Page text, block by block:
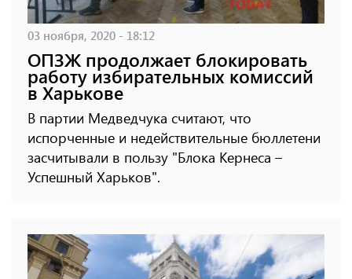
03 ноября, 2020 - 18:12
ОПЗЖ продолжает блокировать
работу избирательных комиссий
в Харькове
В партии Медведчука считают, что
испорченные и недействительные бюллетени
засчитывали в пользу "Блока Кернеса –
Успешный Харьков".